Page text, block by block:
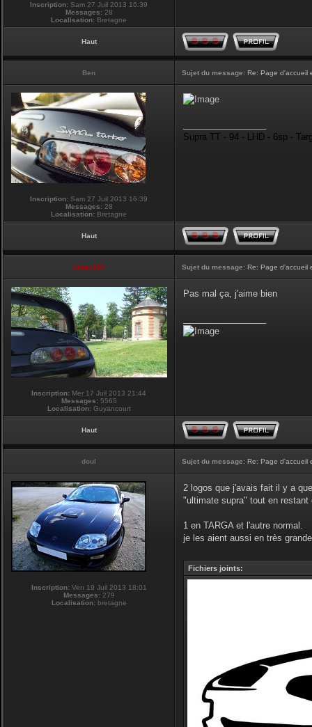
Inscription: Sam 27 Juil 2013 16:39
Messages: 28
Localisation: Bretagne
Haut
Ben Sujet du message: Re: Page d'accueil
Inscription: Sam 27 Juil 2013 16:39
Messages: 28
Localisation: Bretagne
Supra TT - 94 - LHD - 6sp -
Haut
vmax330 Sujet du message: Re: Page d'accueil
Inscription: Mer 17 Juil 2013 21:44
Messages: 5565
Localisation: Guyancourt
Pas mal ça, j'aime bien
Haut
doul Sujet du message: Re: Page d'accueil
Inscription: Ven 19 Juil 2013 18:01
Messages: 279
Localisation: bretagne
2 logos que j'avais fait il y a
"ultimate supra" tout en restant
1 en TARGA et l'autre normal.
je les aient aussi en très
Fichiers joints: